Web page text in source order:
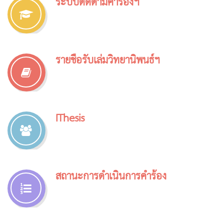
รายชื่อรับเล่มวิทยานิพนธ์ฯ
IThesis
สถานะการดำเนินการคำร้อง